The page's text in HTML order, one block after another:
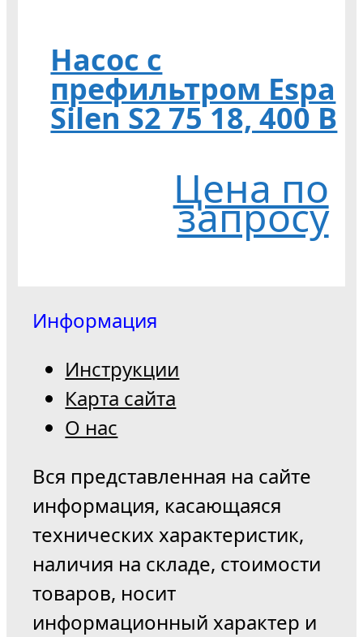
Насос с
префильтром Espa
Silen S2 75 18, 400 В
Цена по
запросу
Информация
Инструкции
Карта сайта
О нас
Вся представленная на сайте
информация, касающаяся
технических характеристик,
наличия на складе, стоимости
товаров, носит
информационный характер и